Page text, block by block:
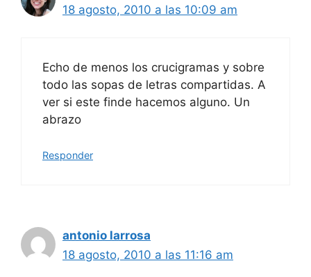
18 agosto, 2010 a las 10:09 am
Echo de menos los crucigramas y sobre
todo las sopas de letras compartidas. A
ver si este finde hacemos alguno. Un
abrazo
Responder
antonio larrosa
18 agosto, 2010 a las 11:16 am